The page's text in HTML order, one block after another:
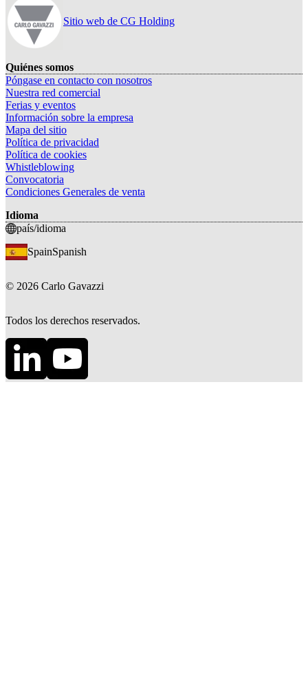
Sitio web de CG Holding
Quiénes somos
Póngase en contacto con nosotros
Nuestra red comercial
Ferias y eventos
Información sobre la empresa
Mapa del sitio
Política de privacidad
Política de cookies
Whistleblowing
Convocatoria
Condiciones Generales de venta
Idioma
país/idioma
SpainSpanish
© 2026 Carlo Gavazzi
Todos los derechos reservados.